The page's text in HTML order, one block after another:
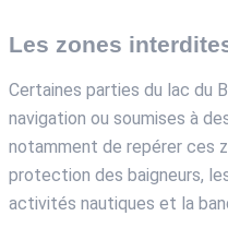
Les zones
Certaines parties du lac du
navigation ou soumises à
notamment de repérer ces
protection des baigneurs,
activités nautiques et la